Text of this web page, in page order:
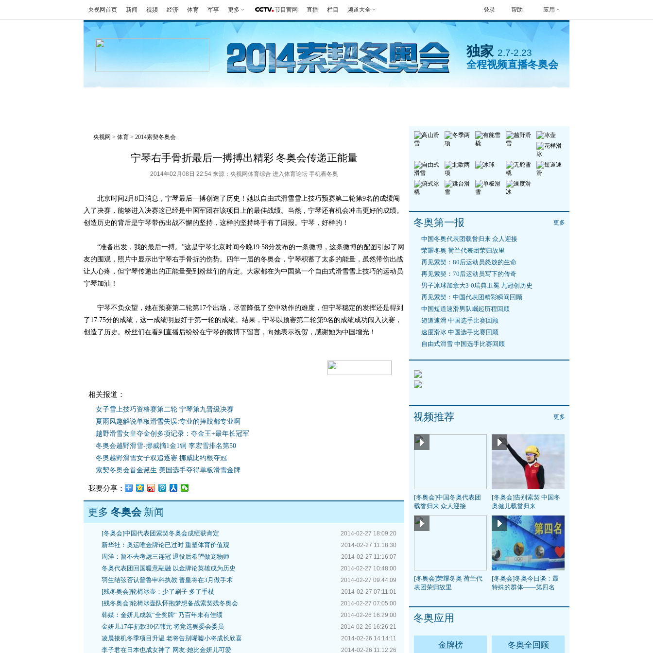
央视网首页 新闻 视频 经济 体育 军事 更多 节目官网 直播 栏目 频道大全 帮助 应用
登录
独家 2.7-2.23
全程视频直播冬奥会
央视网 > 体育 > 2014索契冬奥会
宁琴右手骨折最后一搏搏出精彩 冬奥会传递正能量
2014年02月08日 22:54 来源：央视网体育综合 进入体育论坛 手机看冬奥
北京时间2月8日消息，宁琴最后一搏创造了历史！她以自由式滑雪雪上技巧预赛第二轮第9名的成绩闯
入了决赛，能够进入决赛这已经是中国军团在该项目上的最佳战绩。当然，宁琴还有机会冲击更好的成绩。
创造历史的背后是宁琴带伤出战不懈的坚持，这样的坚持终于有了回报。宁琴，好样的！
“准备出发，我的最后一搏。”这是宁琴北京时间今晚19:58分发布的一条微博，这条微博的配图引起了网
友的围观，照片中显示出宁琴右手骨折的伤势。四年一届的冬奥会，宁琴积蓄了太多的能量，虽然带伤出战
让人心疼，但宁琴传递出的正能量受到粉丝们的肯定。大家都在为中国第一个自由式滑雪雪上技巧的运动员
宁琴加油！
宁琴不负众望，她在预赛第二轮第17个出场，尽管降低了空中动作的难度，但宁琴稳定的发挥还是得到
了17.75分的成绩，这一成绩明显好于第一轮的成绩。结果，宁琴以预赛第二轮第9名的成绩成功闯入决赛，
创造了历史。粉丝们在看到直播后纷纷在宁琴的微博下留言，向她表示祝贺，感谢她为中国增光！
相关报道：
女子雪上技巧资格赛第二轮 宁琴第九晋级决赛
夏雨风趣解说单板滑雪失误:专业的摔跤都专业啊
越野滑雪女皇夺金创多项记录：夺金王+最年长冠军
冬奥会越野滑雪-挪威摘1金1铜 李宏雪排名第50
冬奥越野滑雪女子双追逐赛 挪威比约根夺冠
索契冬奥会首金诞生 美国选手夺得单板滑雪金牌
我要分享：
更多 冬奥会新闻
2014-02-27 18:09:20
[冬奥会]中国代表团索契冬奥会成绩获肯定
2014-02-27 11:18:30
新华社：奥运唯金牌论已过时 重塑体育价值观
2014-02-27 11:16:07
周洋：暂不去考虑三连冠 退役后希望做宠物师
2014-02-27 10:48:00
冬奥代表团回国暖意融融 以金牌论英雄成为历史
2014-02-27 09:44:09
羽生结弦否认普鲁申科执教 普皇将在3月做手术
2014-02-27 07:11:01
[残冬奥会]轮椅冰壶：少了刷子 多了手杖
2014-02-27 07:05:00
[残冬奥会]轮椅冰壶队怀抱梦想备战索契残冬奥会
2014-02-26 16:29:00
韩媒：金妍儿成就“全奖牌” 乃百年未有佳绩
2014-02-26 16:26:21
金妍儿17年捐款30亿韩元 将竞选奥委会委员
2014-02-26 14:14:11
凌晨接机冬季项目升温 老将告别唏嘘小将成长欣喜
2014-02-26 11:12:26
李子君在日本也成女神了 网友:她比金妍儿可爱
冬奥第一报 更多
中国冬奥代表团载誉归来 众人迎接
荣耀冬奥 荷兰代表团荣归故里
再见索契：80后运动员怒放的生命
再见索契：70后运动员写下的传奇
男子冰球加拿大3-0瑞典卫冕 九冠创历史
再见索契：中国代表团精彩瞬间回顾
中国短道速滑男队崛起历程回顾
短道速滑 中国选手比赛回顾
速度滑冰 中国选手比赛回顾
自由式滑雪 中国选手比赛回顾
视频推荐 更多
[冬奥会]中国冬奥代表团
载誉归来 众人迎接
[冬奥会]告别索契 中国冬
奥健儿载誉归来
[冬奥会]荣耀冬奥 荷兰代
表团荣归故里
[冬奥会]冬奥今日谈：最
特殊的群体——第四名
冬奥应用
金牌榜 冬奥全回顾